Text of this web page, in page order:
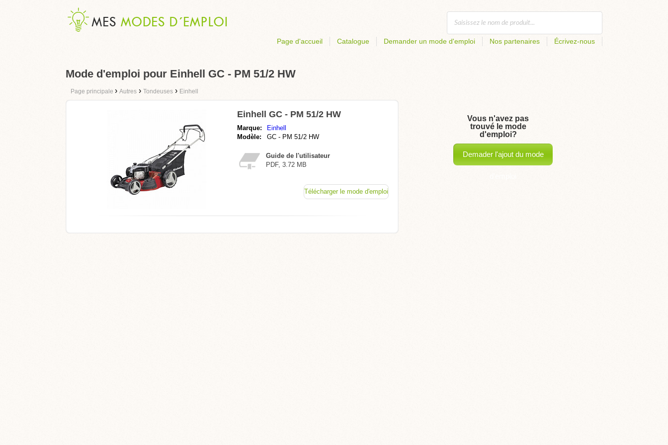
Page d'accueil Catalogue Demander un mode d'emploi Nos partenaires Écrivez-nous
Mode d'emploi pour Einhell GC - PM 51/2 HW
Page principale › Autres › Tondeuses › Einhell
Einhell GC - PM 51/2 HW
Marque:
Einhell
Modèle:
GC - PM 51/2 HW
Guide de l'utilisateur
PDF, 3.72 MB
Télécharger le mode d'emploi
Vous n'avez pas
trouvé le mode
d'emploi?
Demader l'ajout du mode